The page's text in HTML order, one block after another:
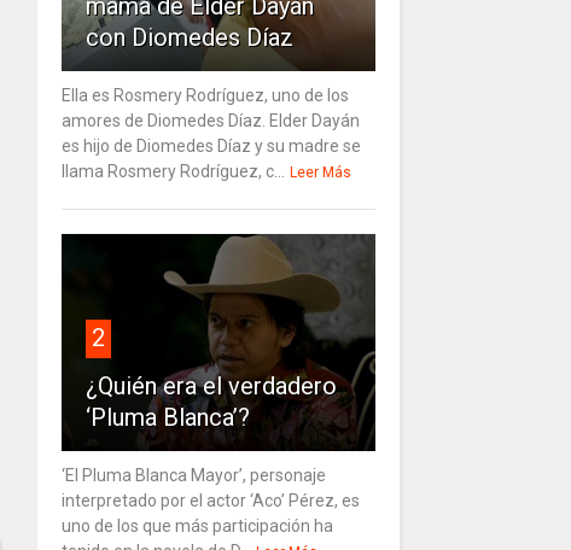
mamá de Elder Dayán
con Diomedes Díaz
Ella es Rosmery Rodríguez, uno de los
amores de Diomedes Díaz. Elder Dayán
es hijo de Diomedes Díaz y su madre se
llama Rosmery Rodríguez, c... Leer Más
2
¿Quién era el verdadero
‘Pluma Blanca’?
‘El Pluma Blanca Mayor’, personaje
interpretado por el actor ‘Aco’ Pérez, es
uno de los que más participación ha